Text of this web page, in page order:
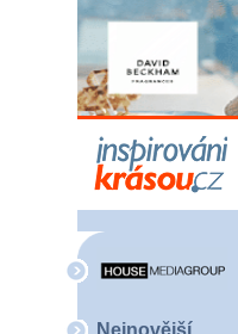
Nejnovější